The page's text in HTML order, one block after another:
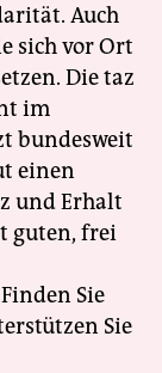
Auch
sich vor Ort
Die taz
im
bundesweit
einen
und Erhalt
guten, frei
Sie
Sie